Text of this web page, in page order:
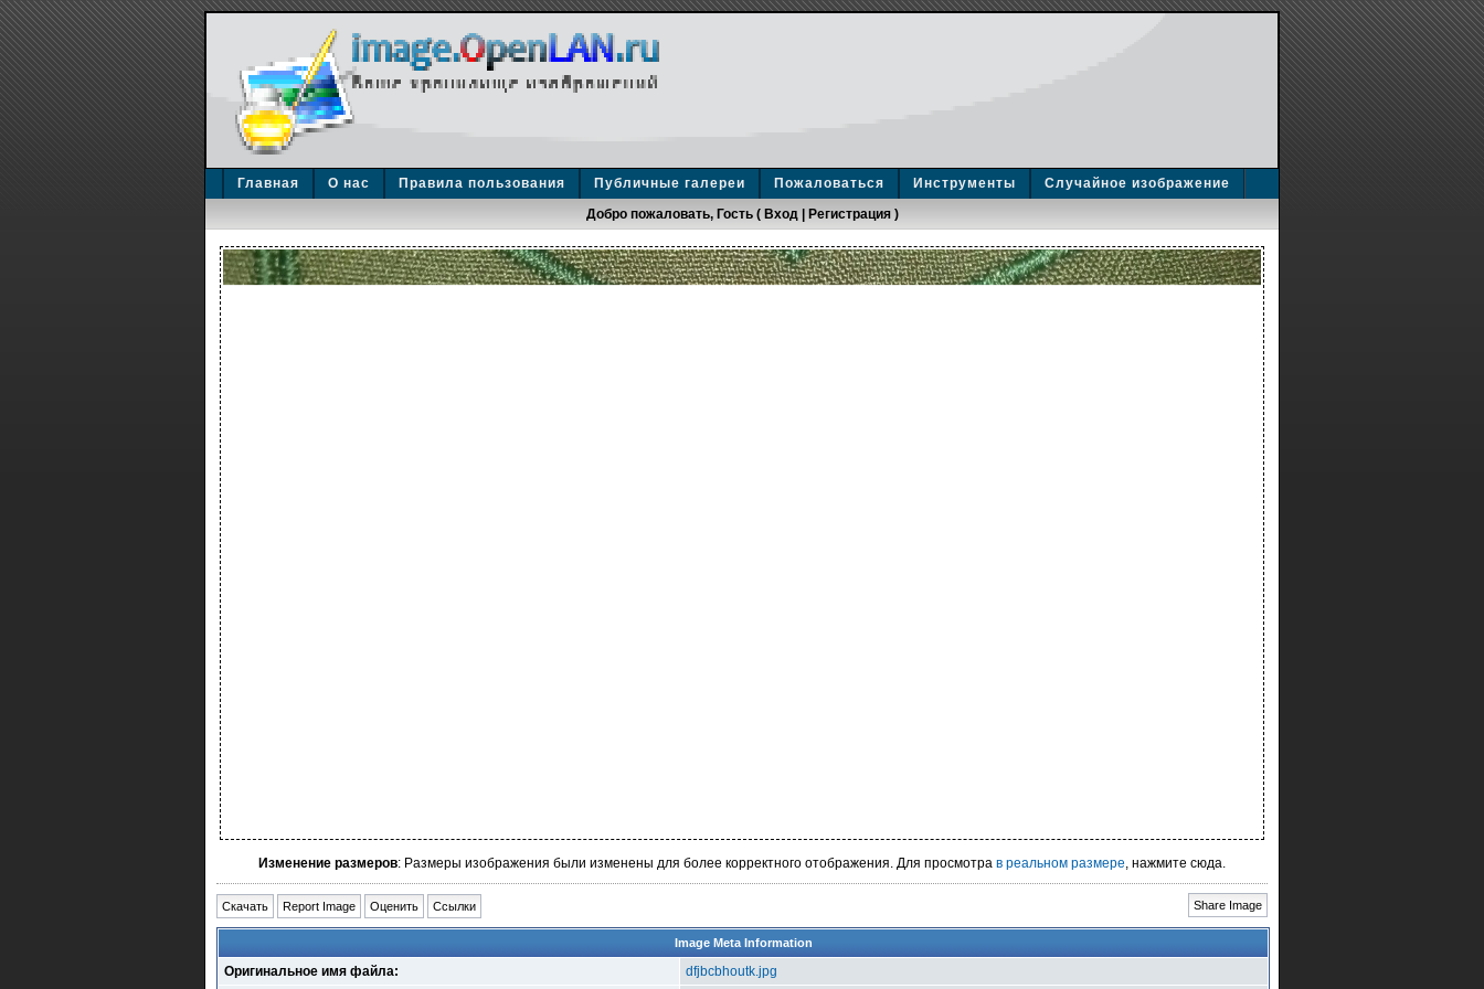
Главная О нас Правила пользования Публичные галереи Пожаловаться Инструменты
Случайное изображение
Добро пожаловать, Гость ( Вход| Регистрация)
Изменение размеров: Размеры изображения были изменены для более корректного отображения. Для просмотра в реальном размере, нажмите сюда.
Скачать Report Image Оценить Ссылки Share Image
Image Meta Information
Оригинальное имя файла: dfjbcbhoutk.jpg